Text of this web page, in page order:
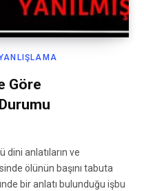
Göre
dini anlatıların ve
ölünün başını tabuta
bir anlatı bulunduğu işbu